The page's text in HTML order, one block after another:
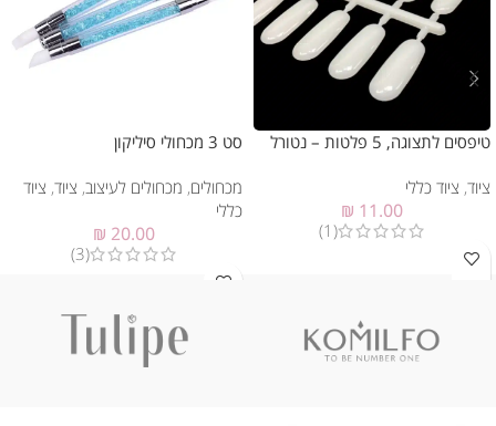
טיפסים לתצוגה, 5 פלטות – נטורל
ציוד, ציוד כללי
₪ 11.00
(1)
סט 3 מכחולי סיליקון
מכחולים, מכחולים לעיצוב, ציוד, ציוד
כללי
₪ 20.00
(3)